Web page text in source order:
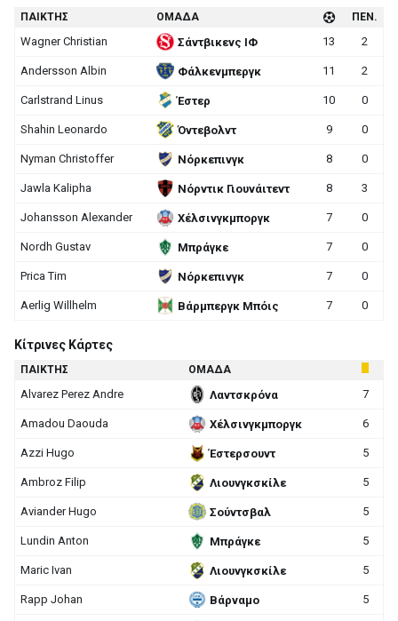
ΠΑΙΚΤΗΣ ΟΜΑΔΑ ΠΕΝ.
Wagner Christian Σάντβικενς ΙΦ 13 2
Andersson Albin Φάλκενμπεργκ 11 2
Carlstrand Linus Έστερ 10 0
Shahin Leonardo Όντεβολντ 9 0
Nyman Christoffer Νόρκεπινγκ 8 0
Jawla Kalipha Νόρντικ Γιουνάιτεντ 8 3
Johansson Alexander Χέλσινγκμποργκ 7 0
Nordh Gustav Μπράγκε 7 0
Prica Tim Νόρκεπινγκ 7 0
Aerlig Willhelm Βάρμπεργκ Μπόις 7 0
Κίτρινες Κάρτες
ΠΑΙΚΤΗΣ ΟΜΑΔΑ
Alvarez Perez Andre Λαντσκρόνα 7
Amadou Daouda Χέλσινγκμποργκ 6
Azzi Hugo Έστερσουντ 5
Ambroz Filip Λιουνγκσκίλε 5
Aviander Hugo Σούντσβαλ 5
Lundin Anton Μπράγκε 5
Maric Ivan Λιουνγκσκίλε 5
Rapp Johan Βάρναμο 5